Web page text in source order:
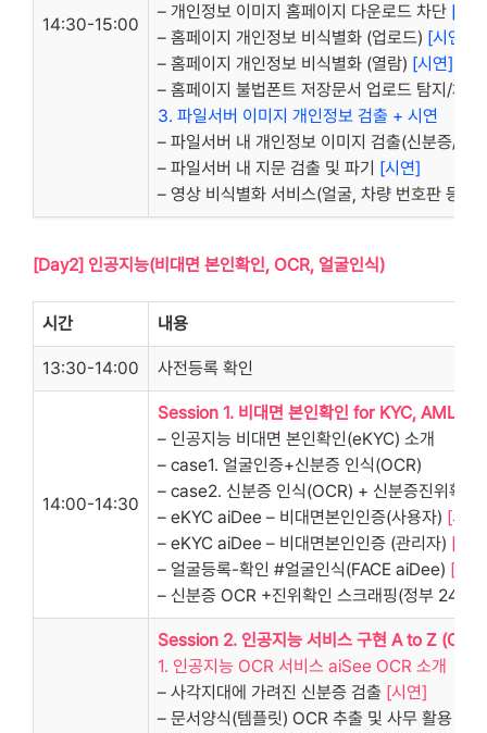
14:30-15:00
– 개인정보 이미지 홈페이지 다운로드 차단 [시
– 홈페이지 개인정보 비식별화 (업로드) [시연]
– 홈페이지 개인정보 비식별화 (열람) [시연]
– 홈페이지 불법폰트 저장문서 업로드 탐지/차단
3. 파일서버 이미지 개인정보 검출 + 시연
– 파일서버 내 개인정보 이미지 검출(신분증/등
– 파일서버 내 지문 검출 및 파기
[시연]
– 영상 비식별화 서비스(얼굴, 차량 번호판 등)
[Day2] 인공지능(비대면 본인확인, OCR, 얼굴인식)
시간 내용
13:30-14:00 사전등록 확인
14:00-14:30
Session 1. 비대면 본인확인 for KYC, AML
– 인공지능 비대면 본인확인(eKYC) 소개
– case1. 얼굴인증+신분증 인식(OCR)
– case2. 신분증 인식(OCR) + 신분증진위확인
– eKYC aiDee – 비대면본인인증(사용자) [시연]
– eKYC aiDee – 비대면본인인증 (관리자) [시
– 얼굴등록-확인 #얼굴인식(FACE aiDee) [시
– 신분증 OCR +진위확인 스크래핑(정부 24, 경
Session 2. 인공지능 서비스 구현 A to Z
1. 인공지능 OCR 서비스 aiSee OCR 소개
– 사각지대에 가려진 신분증 검출 [시연]
– 문서양식(템플릿) OCR 추출 및 사무 활용